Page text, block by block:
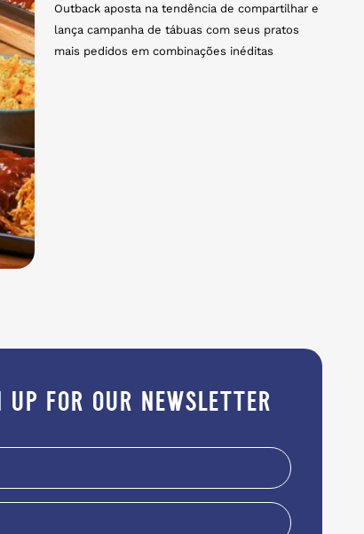
Outback aposta na tendência de compartilhar e
lança campanha de tábuas com seus pratos
mais pedidos em combinações inéditas
up for our newsletter